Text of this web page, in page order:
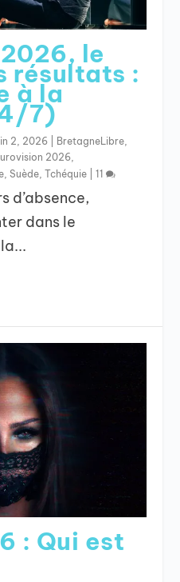
le
résultats :
à la
7)
2, 2026 BretagneLibre,
2026,
,Suède,Tchéquie |11
d’absence,
dans le
: Qui est